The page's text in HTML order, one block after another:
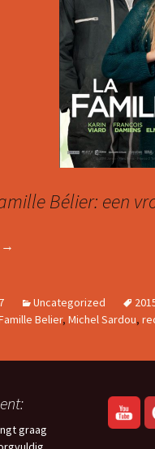
Bélier: een
FRANSE FILMTIP: LA
→
Uncategorized
Belier, Michel Sardou,
graag